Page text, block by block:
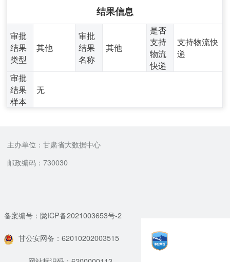
结果信息
审批
结果
类型
其他
审批
结果
名称
其他
是否
支持
物流
快递
支持物流快
递
审批
结果
样本
无
主办单位：甘肃省大数据中心
邮政编码：730030
备案编号：陇ICP备2021003653号-2
甘公安网备：62010202003515